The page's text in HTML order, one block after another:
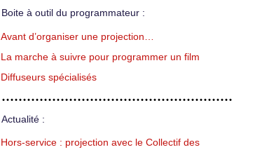
Boite à outil du programmateur :
Avant d’organiser une projection…
La marche à suivre pour programmer un film
Diffuseurs spécialisés
Actualité :
Hors-service : projection avec le Collectif des